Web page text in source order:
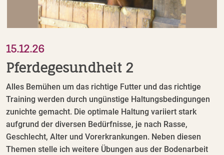
15.12.26
Pferdegesundheit 2
Alles Bemühen um das richtige Futter und das richtige
Training werden durch ungünstige Haltungsbedingungen
zunichte gemacht. Die optimale Haltung variiert stark
aufgrund der diversen Bedürfnisse, je nach Rasse,
Geschlecht, Alter und Vorerkrankungen. Neben diesen
Themen stelle ich weitere Übungen aus der Bodenarbeit